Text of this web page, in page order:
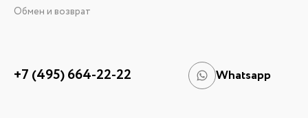
Обмен и возврат
+7 (495) 664-22-22 Whatsapp